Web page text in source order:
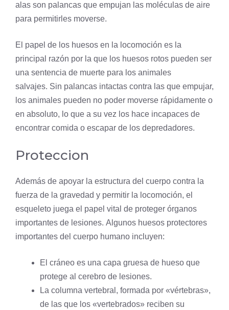
alas son palancas que empujan las moléculas de aire
para permitirles moverse.
El papel de los huesos en la locomoción es la
principal razón por la que los huesos rotos pueden ser
una sentencia de muerte para los animales
salvajes. Sin palancas intactas contra las que empujar,
los animales pueden no poder moverse rápidamente o
en absoluto, lo que a su vez los hace incapaces de
encontrar comida o escapar de los depredadores.
Proteccion
Además de apoyar la estructura del cuerpo contra la
fuerza de la gravedad y permitir la locomoción, el
esqueleto juega el papel vital de proteger órganos
importantes de lesiones. Algunos huesos protectores
importantes del cuerpo humano incluyen:
El cráneo es una capa gruesa de hueso que
protege al cerebro de lesiones.
La columna vertebral , formada por «vértebras»,
de las que los «vertebrados» reciben su